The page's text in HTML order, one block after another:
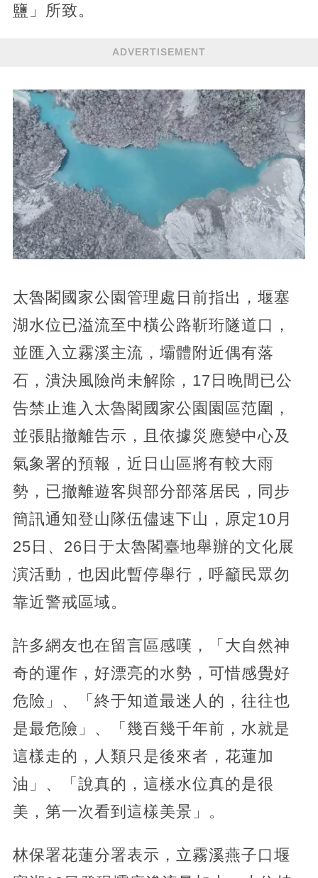
鹽」所致。
ADVERTISEMENT
太魯閣國家公園管理處日前指出，堰塞
湖水位已溢流至中橫公路靳珩隧道口，
並匯入立霧溪主流，壩體附近偶有落
石，潰決風險尚未解除，17日晚間已公
告禁止進入太魯閣國家公園園區范圍，
並張貼撤離告示，且依據災應變中心及
氣象署的預報，近日山區將有較大雨
勢，已撤離遊客與部分部落居民，同步
簡訊通知登山隊伍儘速下山，原定10月
25日、26日于太魯閣臺地舉辦的文化展
演活動，也因此暫停舉行，呼籲民眾勿
靠近警戒區域。
許多網友也在留言區感嘆，「大自然神
奇的運作，好漂亮的水勢，可惜感覺好
危險」、「終于知道最迷人的，往往也
是最危險」、「幾百幾千年前，水就是
這樣走的，人類只是後來者，花蓮加
油」、「說真的，這樣水位真的是很
美，第一次看到這樣美景」。
林保署花蓮分署表示，立霧溪燕子口堰